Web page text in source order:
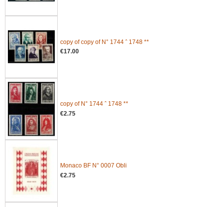
copy of copy of N° 1744 ˆ 1748 **
€17.00
copy of N° 1744 ˆ 1748 **
€2.75
Monaco BF N° 0007 Obli
€2.75